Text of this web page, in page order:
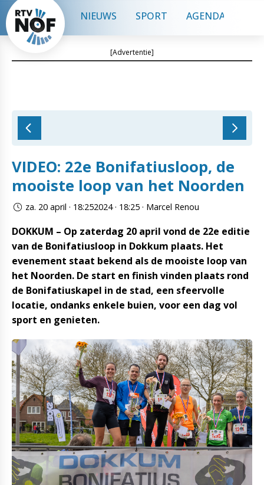
NIEUWS SPORT AGENDA
[Advertentie]
VIDEO: 22e Bonifatiusloop, de
mooiste loop van het Noorden
za. 20 april · 18:252024 · 18:25 · Marcel Renou
DOKKUM – Op zaterdag 20 april vond de 22e editie
van de Bonifatiusloop in Dokkum plaats. Het
evenement staat bekend als de mooiste loop van
het Noorden. De start en finish vinden plaats rond
de Bonifatiuskapel in de stad, een sfeervolle
locatie, ondanks enkele buien, voor een dag vol
sport en genieten.